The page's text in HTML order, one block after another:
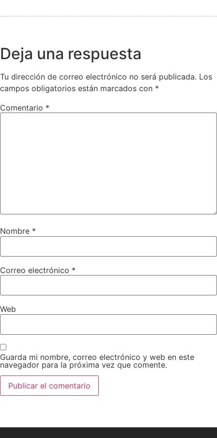
Deja una respuesta
Tu dirección de correo electrónico no será publicada. Los
campos obligatorios están marcados con *
Comentario *
Nombre *
Correo electrónico *
Web
Guarda mi nombre, correo electrónico y web en este
navegador para la próxima vez que comente.